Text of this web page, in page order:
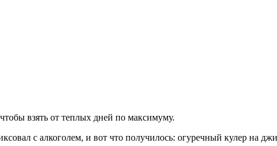
взять от теплых дней по максимуму.
с алкоголем, и вот что получилось: огуречный кулер на